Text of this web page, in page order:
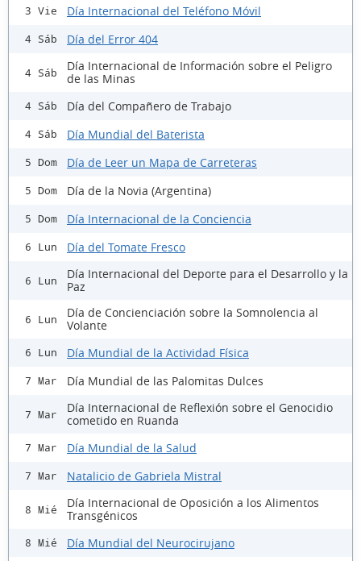
3 Vie Día Internacional del Teléfono Móvil
4 Sáb Día del Error 404
4 Sáb
Día Internacional de Información sobre el Peligro
de las Minas
4 Sáb Día del Compañero de Trabajo
4 Sáb Día Mundial del Baterista
5 Dom Día de Leer un Mapa de Carreteras
5 Dom Día de la Novia (Argentina)
5 Dom Día Internacional de la Conciencia
6 Lun Día del Tomate Fresco
6 Lun
Día Internacional del Deporte para el Desarrollo y la
Paz
6 Lun
Día de Concienciación sobre la Somnolencia al
Volante
6 Lun Día Mundial de la Actividad Física
7 Mar Día Mundial de las Palomitas Dulces
7 Mar
Día Internacional de Reflexión sobre el Genocidio
cometido en Ruanda
7 Mar Día Mundial de la Salud
7 Mar Natalicio de Gabriela Mistral
8 Mié
Día Internacional de Oposición a los Alimentos
Transgénicos
8 Mié Día Mundial del Neurocirujano